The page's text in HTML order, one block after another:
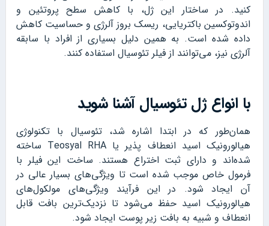
کنید. در ساختار این ژل، با کاهش سطح پروتئین و
اندوتوکسین باکتریایی، ریسک بروز آلرژی و حساسیت کاهش
داده شده است. به همین دلیل بسیاری از افراد با سابقه
آلرژی نیز، می‌توانند از فیلر تئوسیال استفاده کنند.
با انواع ژل تئوسیال آشنا شوید
همان‌طور که در ابتدا اشاره شد، تئوسیال با تکنولوژی
هیالورونیک اسید انعطاف پذیر یا Teosyal RHA ساخته
شده‌اند و دارای ثبت اختراع هستند. ساخت این فیلر با
فرمول خاص موجب شده است تا ویژگی‌های بسیار عالی در
آن ایجاد شود. در این فرآیند ویژگی‌های مولکول‌های
هیالورونیک اسید حفظ می‌شود تا نزدیک‌ترین بافت قابل
انعطاف و شبیه به بافت زیر پوست ایجاد شود.